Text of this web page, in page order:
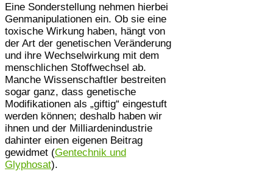
Eine Sonderstellung nehmen hierbei
Genmanipulationen ein. Ob sie eine
toxische Wirkung haben, hängt von
der Art der genetischen Veränderung
und ihre Wechselwirkung mit dem
menschlichen Stoffwechsel ab.
Manche Wissenschaftler bestreiten
sogar ganz, dass genetische
Modifikationen als „giftig“ eingestuft
werden können; deshalb haben wir
ihnen und der Milliardenindustrie
dahinter einen eigenen Beitrag
gewidmet (Gentechnik und
Glyphosat).